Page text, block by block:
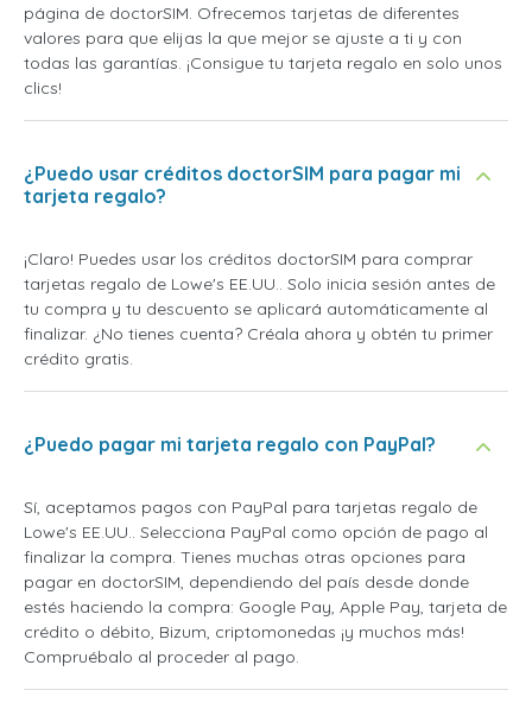
página de doctorSIM. Ofrecemos tarjetas de diferentes
valores para que elijas la que mejor se ajuste a ti y con
todas las garantías. ¡Consigue tu tarjeta regalo en solo unos
clics!
¿Puedo usar créditos doctorSIM para pagar mi
tarjeta regalo?
¡Claro! Puedes usar los créditos doctorSIM para comprar
tarjetas regalo de Lowe's EE.UU.. Solo inicia sesión antes de
tu compra y tu descuento se aplicará automáticamente al
finalizar. ¿No tienes cuenta? Créala ahora y obtén tu primer
crédito gratis.
¿Puedo pagar mi tarjeta regalo con PayPal?
Sí, aceptamos pagos con PayPal para tarjetas regalo de
Lowe's EE.UU.. Selecciona PayPal como opción de pago al
finalizar la compra. Tienes muchas otras opciones para
pagar en doctorSIM, dependiendo del país desde donde
estés haciendo la compra: Google Pay, Apple Pay, tarjeta de
crédito o débito, Bizum, criptomonedas ¡y muchos más!
Compruébalo al proceder al pago.